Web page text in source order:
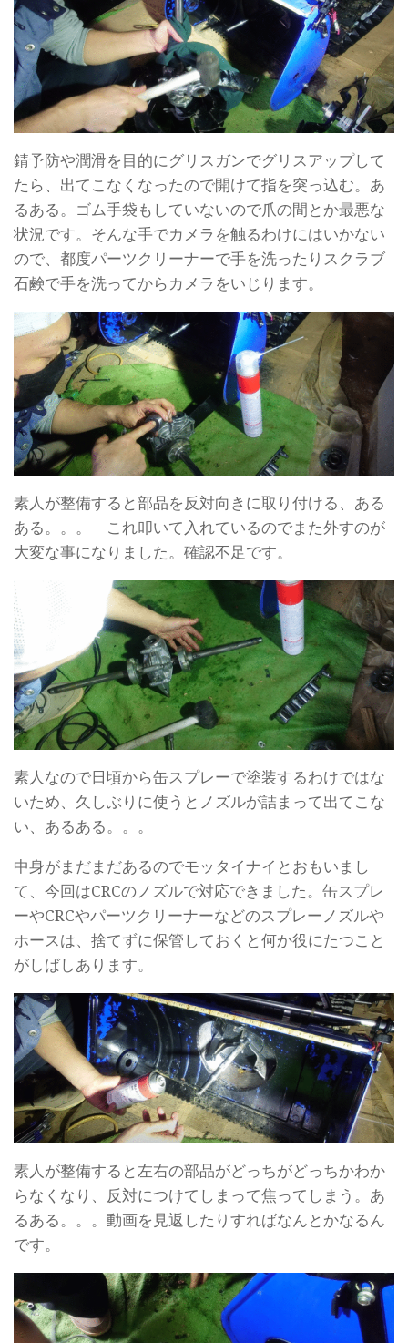
錆予防や潤滑を目的にグリスガンでグリスアップして
たら、出てこなくなったので開けて指を突っ込む。あ
るある。ゴム手袋もしていないので爪の間とか最悪な
状況です。そんな手でカメラを触るわけにはいかない
ので、都度パーツクリーナーで手を洗ったりスクラブ
石鹸で手を洗ってからカメラをいじります。
素人が整備すると部品を反対向きに取り付ける、ある
ある。。。 これ叩いて入れているのでまた外すのが
大変な事になりました。確認不足です。
素人なので日頃から缶スプレーで塗装するわけではな
いため、久しぶりに使うとノズルが詰まって出てこな
い、あるある。。。
中身がまだまだあるのでモッタイナイとおもいまし
て、今回はCRCのノズルで対応できました。缶スプレ
ーやCRCやパーツクリーナーなどのスプレーノズルや
ホースは、捨てずに保管しておくと何か役にたつこと
がしばしあります。
素人が整備すると左右の部品がどっちがどっちかわか
らなくなり、反対につけてしまって焦ってしまう。あ
るある。。。動画を見返したりすればなんとかなるん
です。